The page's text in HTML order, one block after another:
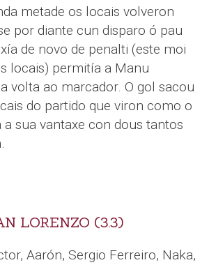
metade os locais volveron
por diante cun disparo ó pau
de novo de penalti (este moi
locais) permitía a Manu
volta ao marcador. O gol sacou
do partido que viron como o
sua vantaxe con dous tantos
LORENZO (3.3)
Aarón, Sergio Ferreiro, Naka,